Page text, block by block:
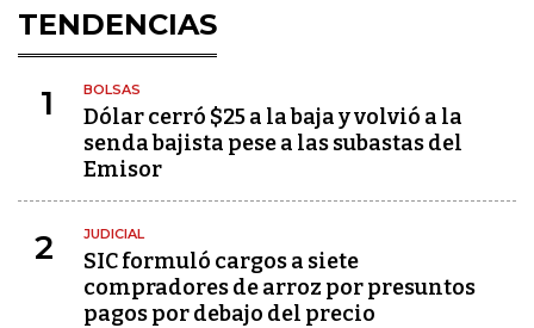
TENDENCIAS
1 BOLSAS
Dólar cerró $25 a la baja y volvió a la
senda bajista pese a las subastas del
Emisor
2 JUDICIAL
SIC formuló cargos a siete
compradores de arroz por presuntos
pagos por debajo del precio